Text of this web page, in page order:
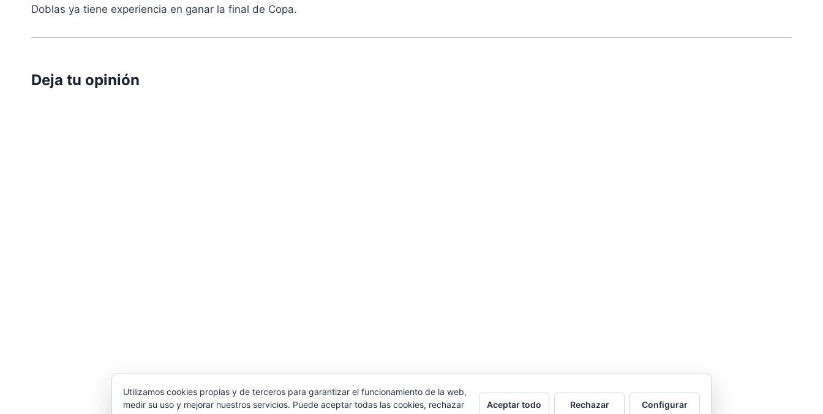
Doblas ya tiene experiencia en ganar la final de Copa.
Deja tu opinión
© 2026 Manquepierda - Tema para WordPress porKadence WP
Utilizamos cookies propias y de terceros para garantizar el funcionamiento de la web,
medir su uso y mejorar nuestros servicios. Puede aceptar todas las cookies, rechazar
Aceptar todo Rechazar Configurar